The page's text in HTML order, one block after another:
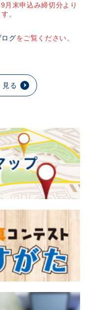
月末申込み締切分より
。
ログをご覧ください。
見る